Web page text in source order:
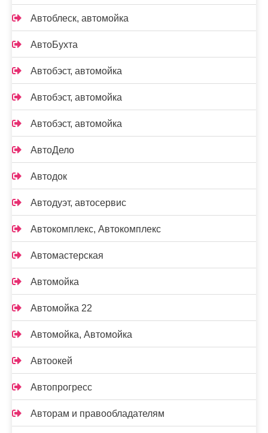
Автоблеск, автомойка
АвтоБухта
Автобэст, автомойка
Автобэст, автомойка
Автобэст, автомойка
АвтоДело
Автодок
Автодуэт, автосервис
Автокомплекс, Автокомплекс
Автомастерская
Автомойка
Автомойка 22
Автомойка, Автомойка
Автоокей
Автопрогресс
Авторам и правообладателям